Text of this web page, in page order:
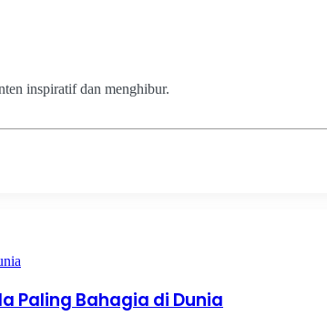
inspiratif dan menghibur.
Paling Bahagia di Dunia